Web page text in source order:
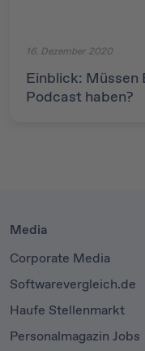
16. Dezember 2020
Einblick: Müssen
Podcast haben?
Media
Corporate Media
Softwarevergleich.de
Haufe Stellenmarkt
Personalmagazin Jobs